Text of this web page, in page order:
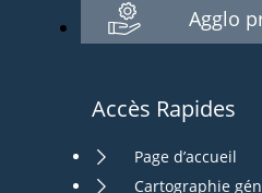
Agglo
Accès Rapides
Page d’accueil
Cartographie